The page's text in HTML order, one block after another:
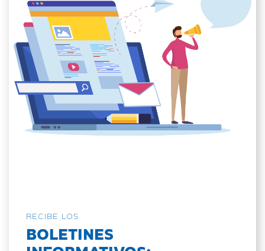
RECIBE LOS
BOLETINES